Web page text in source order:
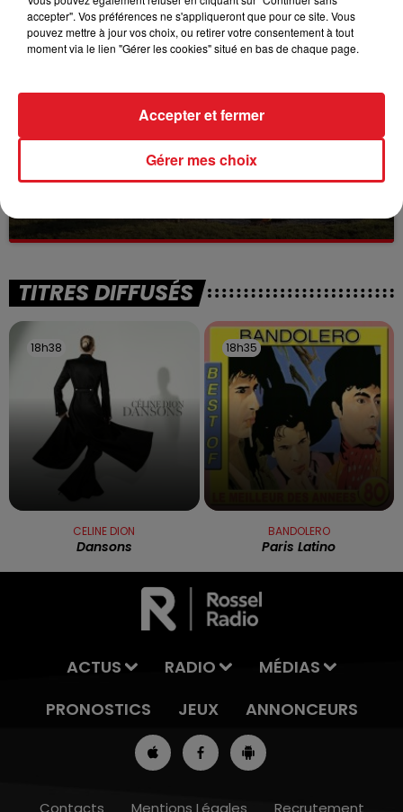
Selon les premiers éléments, le logement servait
à des prostituées
WINGLES: UN JEUNE PERD LA VIE, NOYÉ À
LA BASE DE LOISIRS
La victime a coulé à pic
TITRES DIFFUSÉS
18h38
18h38
CELINE DION
Dansons
18h35
18h35
BANDOLERO
Paris Latino
ACTUS RADIO
MÉDIAS
PRONOSTICS
JEUX ANNONCEURS
Contacts Mentions Légales Recrutement
accepter". Vos préférences ne s'appliqueront que pour ce site. Vous
pouvez mettre à jour vos choix, ou retirer votre consentement à tout
moment via le lien "Gérer les cookies" situé en bas de chaque page.
Gérer mes choix
Accepter et fermer